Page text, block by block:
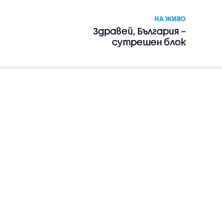
НА ЖИВО
Здравей, България –
сутрешен блок